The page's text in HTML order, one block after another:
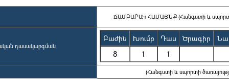
ՃԱՄԲԱՐԱԿ ՀԱՄԱՅՆՔ (Հանգստի և սպորտի
դասակարգման
Բաժին Խումբ Դաս Ծրագիր
8
1 1
(Հանգստի և սպորտի